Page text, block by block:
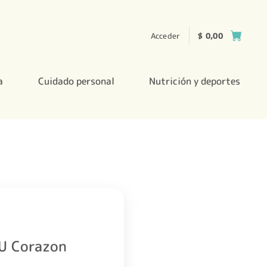
Acceder $ 0,00
Cuidado personal
Nutrición y deportes
Corazon